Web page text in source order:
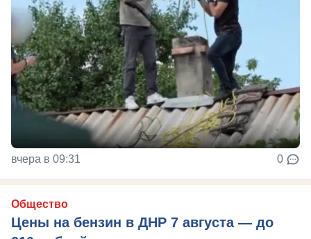
вчера в 09:31 0
Общество
Цены на бензин в ДНР 7 августа — до